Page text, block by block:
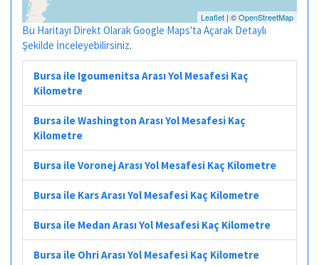
Leaflet | ©OpenStreetMap
Bu Haritayı Direkt Olarak Google Maps'ta Açarak Detaylı
Şekilde İnceleyebilirsiniz.
Bursa ile Igoumenitsa Arası Yol Mesafesi Kaç
Kilometre
Bursa ile Washington Arası Yol Mesafesi Kaç
Kilometre
Bursa ile Voronej Arası Yol Mesafesi Kaç Kilometre
Bursa ile Kars Arası Yol Mesafesi Kaç Kilometre
Bursa ile Medan Arası Yol Mesafesi Kaç Kilometre
Bursa ile Ohri Arası Yol Mesafesi Kaç Kilometre